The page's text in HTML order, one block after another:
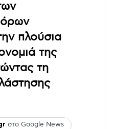
πλούσια
της
τη
στο Google News